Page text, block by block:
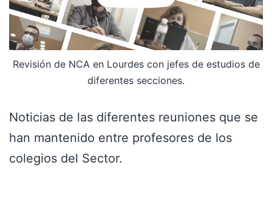
Revisión de NCA en Lourdes con jefes de estudios de
diferentes secciones.
Noticias de las diferentes reuniones que se
han mantenido entre profesores de los
colegios del Sector.